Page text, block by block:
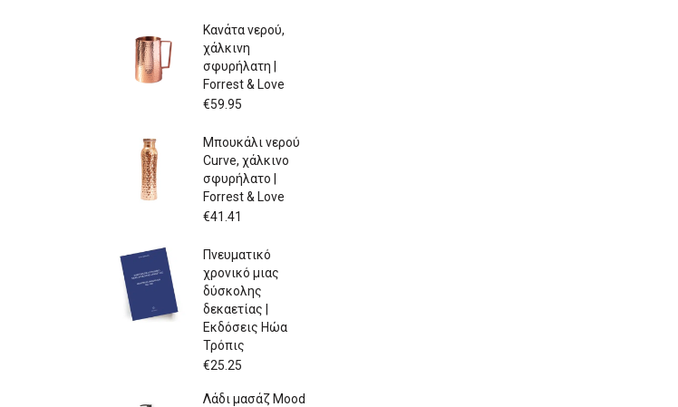
Κανάτα νερού,
χάλκινη
σφυρήλατη |
Forrest & Love
€59.95
Μπουκάλι νερού
Curve, χάλκινο
σφυρήλατο |
Forrest & Love
€41.41
Πνευματικό
χρονικό μιας
δύσκολης
δεκαετίας |
Εκδόσεις Ηώα
Τρόπις
€25.25
Λάδι μασάζ Mood